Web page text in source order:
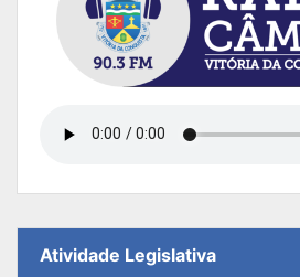
Atividade Legislativa